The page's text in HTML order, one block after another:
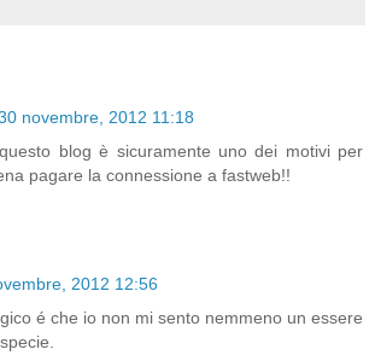
novembre, 2012 11:18
blog è sicuramente uno dei motivi per
pagare la connessione a fastweb!!
2012 12:56
é che io non mi sento nemmeno un essere